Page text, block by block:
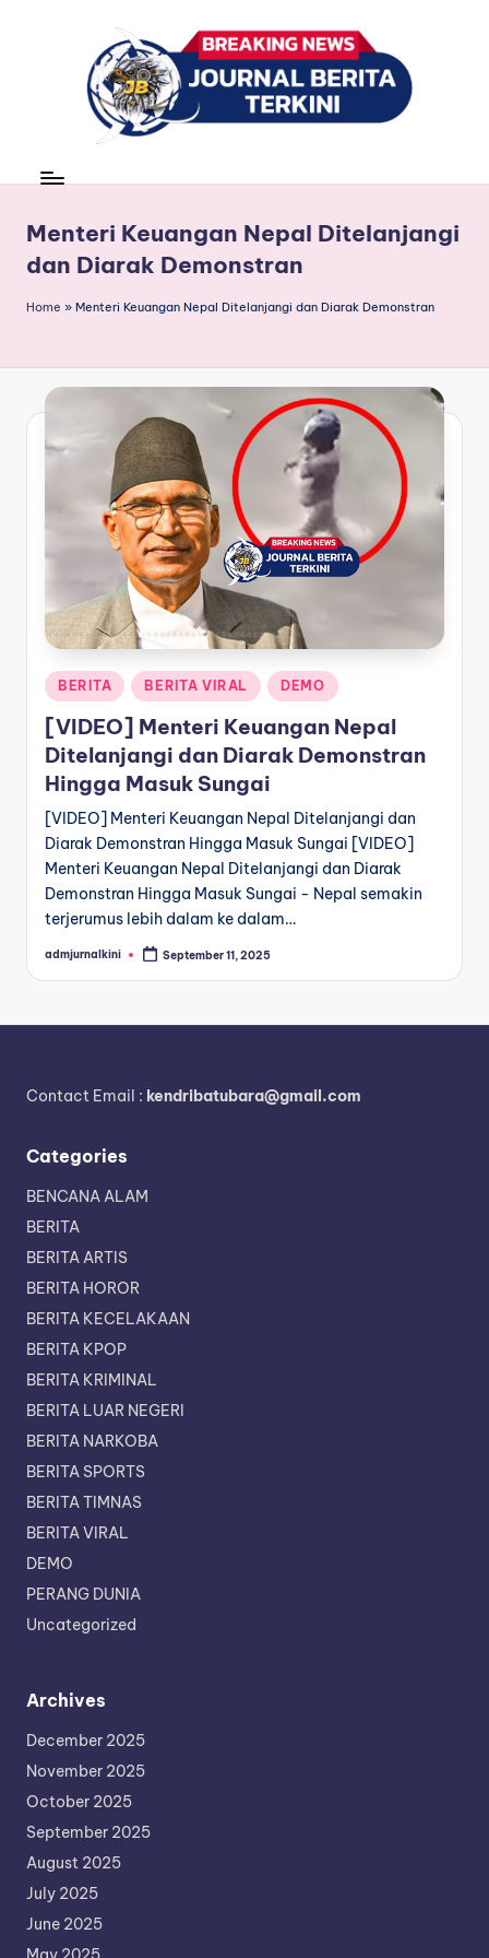
r
n
a
B
e
ri
a
T
e
r
k
n
news
Menteri Keuangan Nepal Ditelanjangi
dan Diarak Demonstran
Home » Menteri Keuangan Nepal Ditelanjangi dan Diarak Demonstran
Posted
in
BERITA BERITA VIRAL DEMO
[VIDEO] Menteri Keuangan Nepal
Ditelanjangi dan Diarak Demonstran
Hingga Masuk Sungai
[VIDEO] Menteri Keuangan Nepal Ditelanjangi dan
Diarak Demonstran Hingga Masuk Sungai [VIDEO]
Menteri Keuangan Nepal Ditelanjangi dan Diarak
Demonstran Hingga Masuk Sungai - Nepal semakin
terjerumus lebih dalam ke dalam…
Posted
admjurnalkini September 11, 2025
Contact Email : kendribatubara@gmail.com
Categories
BENCANA ALAM
BERITA
BERITA ARTIS
BERITA HOROR
BERITA KECELAKAAN
BERITA KPOP
BERITA KRIMINAL
BERITA LUAR NEGERI
BERITA NARKOBA
BERITA SPORTS
BERITA TIMNAS
BERITA VIRAL
DEMO
PERANG DUNIA
Uncategorized
Archives
December 2025
November 2025
October 2025
September 2025
August 2025
July 2025
June 2025